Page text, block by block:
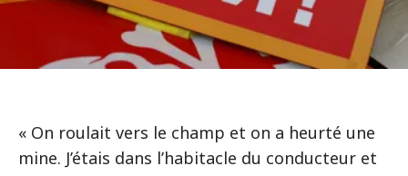
« On roulait vers le champ et on a heurté une
mine. J’étais dans l’habitacle du conducteur et